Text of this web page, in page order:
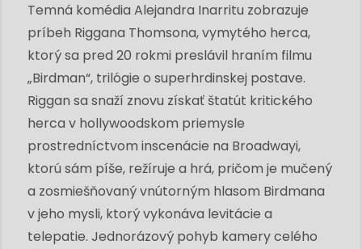
Temná komédia Alejandra Inarritu zobrazuje
príbeh Riggana Thomsona, vymytého herca,
ktorý sa pred 20 rokmi preslávil hraním filmu
„Birdman“, trilógie o superhrdinskej postave.
Riggan sa snaží znovu získať štatút kritického
herca v hollywoodskom priemysle
prostredníctvom inscenácie na Broadwayi,
ktorú sám píše, režíruje a hrá, pričom je mučený
a zosmiešňovaný vnútorným hlasom Birdmana
v jeho mysli, ktorý vykonáva levitácie a
telepatie. Jednorázový pohyb kamery celého